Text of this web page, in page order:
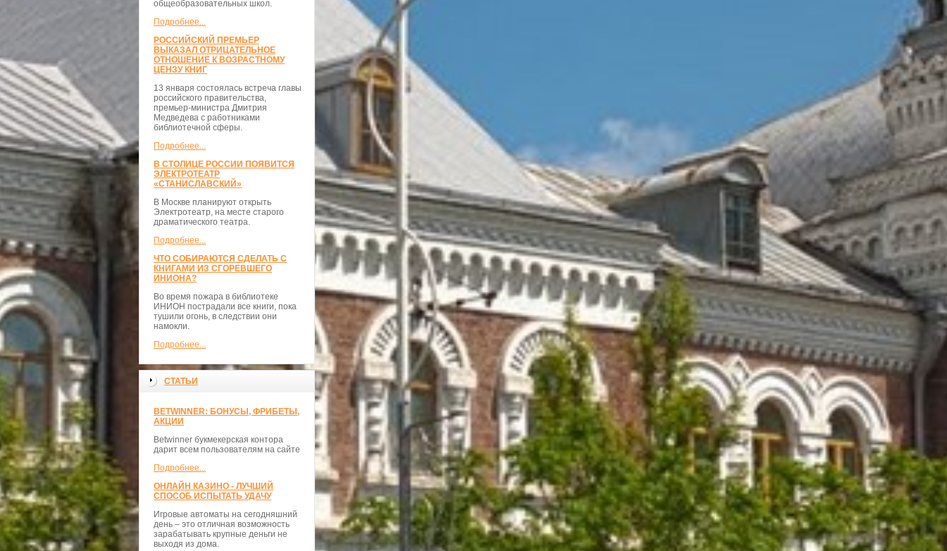
общеобразовательных школ.
Подробнее...
РОССИЙСКИЙ ПРЕМЬЕР
ВЫКАЗАЛ ОТРИЦАТЕЛЬНОЕ
ОТНОШЕНИЕ К ВОЗРАСТНОМУ
ЦЕНЗУ КНИГ
13 января состоялась встреча главы
российского правительства,
премьер-министра Дмитрия
Медведева с работниками
библиотечной сферы.
Подробнее...
В СТОЛИЦЕ РОССИИ ПОЯВИТСЯ
ЭЛЕКТРОТЕАТР
«СТАНИСЛАВСКИЙ»
В Москве планируют открыть
Электротеатр, на месте старого
драматического театра.
Подробнее...
ЧТО СОБИРАЮТСЯ СДЕЛАТЬ С
КНИГАМИ ИЗ СГОРЕВШЕГО
ИНИОНА?
Во время пожара в библиотеке
ИНИОН пострадали все книги, пока
тушили огонь, в следствии они
намокли.
Подробнее...
СТАТЬИ
BETWINNER: БОНУСЫ, ФРИБЕТЫ,
АКЦИИ
Betwinner букмекерская контора
дарит всем пользователям на сайте
Подробнее...
ОНЛАЙН КАЗИНО - ЛУЧШИЙ
СПОСОБ ИСПЫТАТЬ УДАЧУ
Игровые автоматы на сегодняшний
день – это отличная возможность
зарабатывать крупные деньги не
выходя из дома.